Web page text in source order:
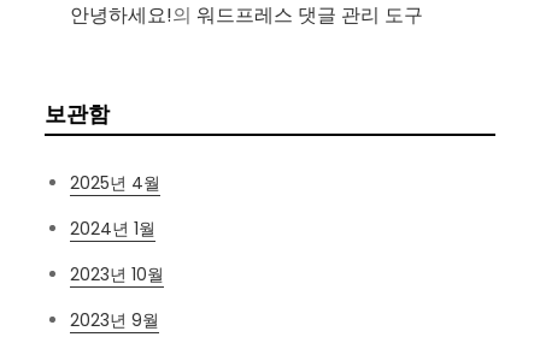
안녕하세요!의워드프레스 댓글 관리 도구
보관함
2025년 4월
2024년 1월
2023년 10월
2023년 9월